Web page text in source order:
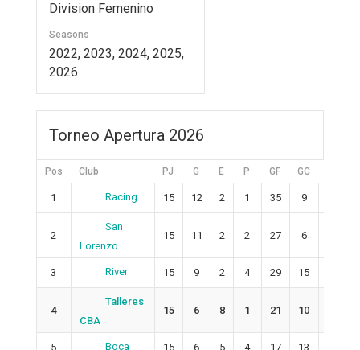
Division Femenino
Seasons
2022, 2023, 2024, 2025,
2026
Torneo Apertura 2026
Pos Club PJ G E P GF GC
1 Racing 15 12 2 1 35 9
2
San
Lorenzo
15 11 2 2 27 6
3 River 15 9 2 4 29 15
4
Talleres
CBA
15 6 8 1 21 10
5 Boca 15 6 5 4 17 13